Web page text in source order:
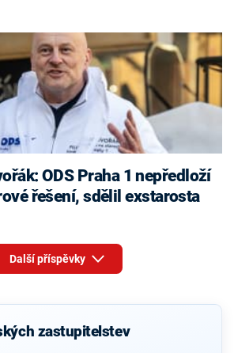
ODS Praha 1 nepředloží
řešení, sdělil exstarosta
Další příspěvky
zastupitelstev